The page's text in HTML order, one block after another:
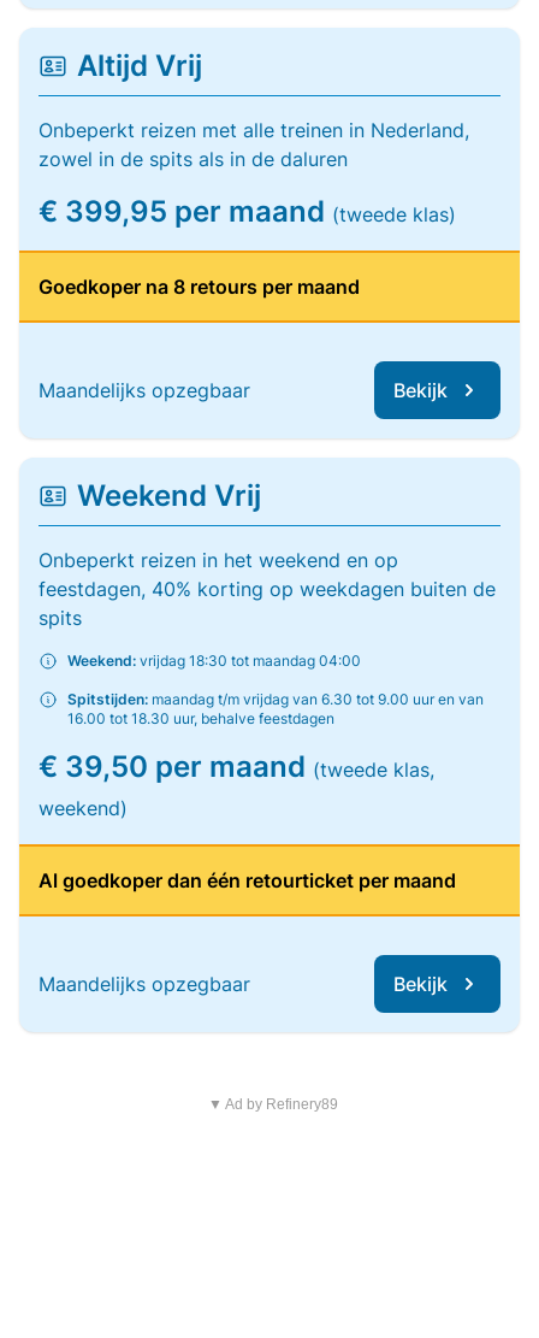
Altijd Vrij
Onbeperkt reizen met alle treinen in Nederland,
zowel in de spits als in de daluren
€ 399,95 per maand (tweede klas)
Goedkoper na 8 retours per maand
Maandelijks opzegbaar Bekijk
Weekend Vrij
Onbeperkt reizen in het weekend en op
feestdagen, 40% korting op weekdagen buiten de
spits
Weekend: vrijdag 18:30 tot maandag 04:00
Spitstijden: maandag t/m vrijdag van 6.30 tot 9.00 uur en van
16.00 tot 18.30 uur, behalve feestdagen
€ 39,50 per maand (tweede klas,
weekend)
Al goedkoper dan één retourticket per maand
Maandelijks opzegbaar Bekijk
▼ Ad by Refinery89